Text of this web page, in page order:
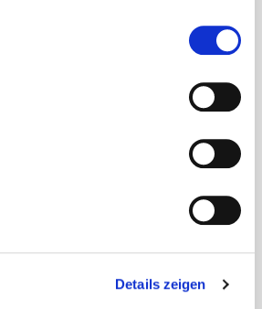
Details zeigen
Beliebige Verschlussart